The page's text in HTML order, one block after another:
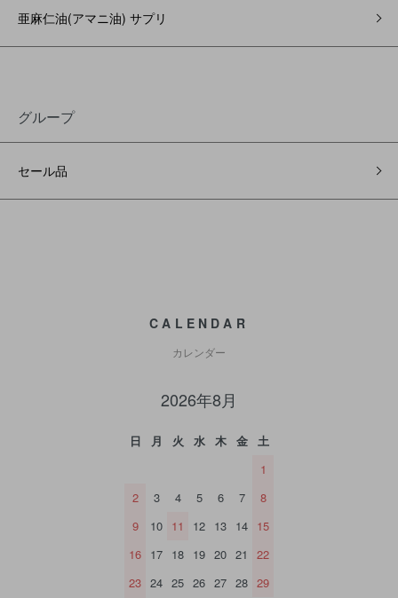
亜麻仁油(アマニ油) サプリ
グループ
セール品
CALENDAR
カレンダー
2026年8月
日 月 火 水 木 金
土
1
2
3 4 5 6 7
8
9
10 11 12 13 14 15
16 17 18 19 20 21
22
23 24 25 26 27 28 29